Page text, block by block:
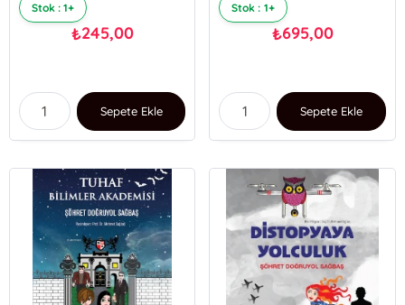
Stok : 1+
₺245,00
Sepete Ekle
Stok : 1+
₺695,00
Sepete Ekle